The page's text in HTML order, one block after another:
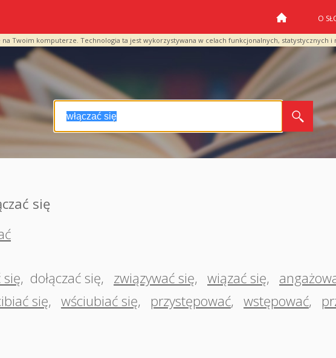
Twoim komputerze. Technologia ta jest wykorzystywana w celach funkcjonalnych, statystycznych
O
się
się, dołączać się, związywać się, wiązać się,
się, wściubiać się, przystępować, wstępować,